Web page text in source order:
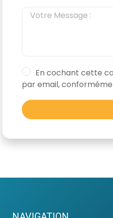
En cochant cette
par email,